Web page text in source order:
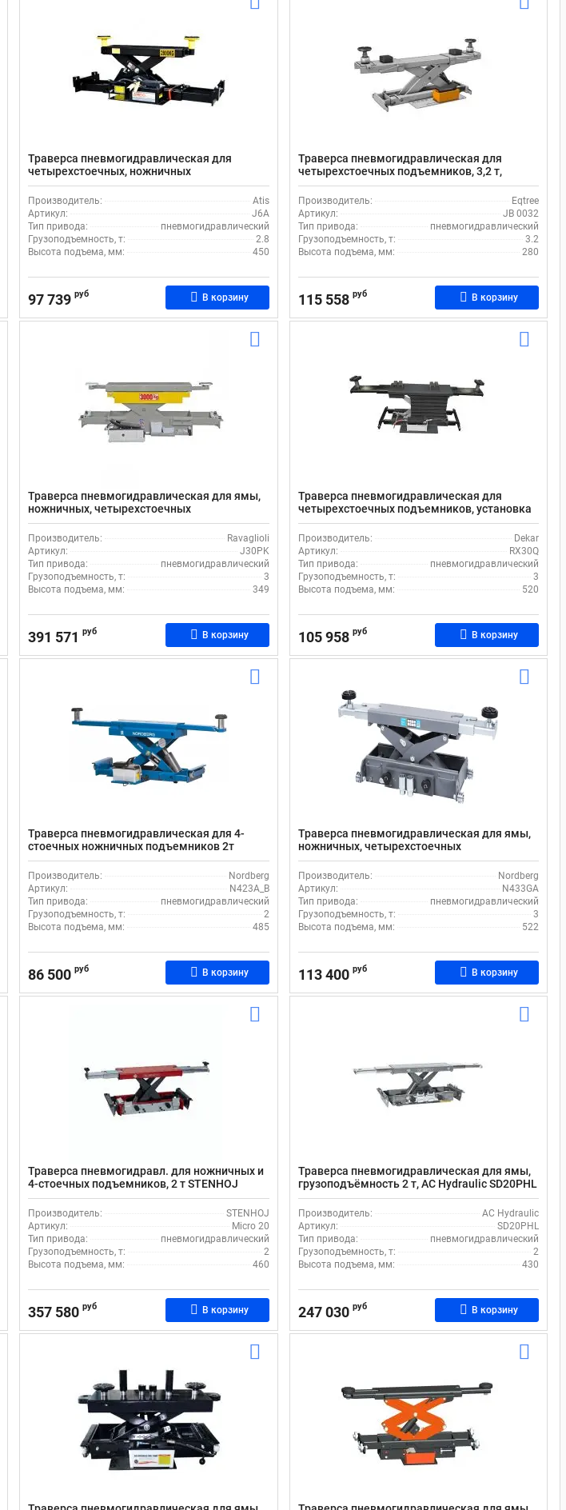
Траверса пневмогидравлическая для
четырехстоечных, ножничных
подъемников, 2,8 т, Atis J6A
Производитель:
Atis
Артикул:
J6A
Тип привода:
пневмогидравлический
Грузоподъемность, т:
2.8
Высота подъема, мм:
450
97 739 руб В корзину
Траверса пневмогидравлическая для
четырехстоечных подъемников, 3,2 т,
eqtree™ JB 0032
Производитель:
Eqtree
Артикул:
JB 0032
Тип привода:
пневмогидравлический
Грузоподъемность, т:
3.2
Высота подъема, мм:
280
115 558 руб В корзину
Траверса пневмогидравлическая для ямы,
ножничных, четырехстоечных
подъемников, 3 т Ravaglioli J30PK
Производитель:
Ravaglioli
Артикул:
J30PK
Тип привода:
пневмогидравлический
Грузоподъемность, т:
3
Высота подъема, мм:
349
391 571 руб В корзину
Траверса пневмогидравлическая для
четырехстоечных подъемников, установка
на яму, 3 т Dekar RX30Q
Производитель:
Dekar
Артикул:
RX30Q
Тип привода:
пневмогидравлический
Грузоподъемность, т:
3
Высота подъема, мм:
520
105 958 руб В корзину
Траверса пневмогидравлическая для 4-
стоечных ножничных подъемников 2т
Nordberg N423A_B
Производитель:
Nordberg
Артикул:
N423A_B
Тип привода:
пневмогидравлический
Грузоподъемность, т:
2
Высота подъема, мм:
485
86 500 руб В корзину
Траверса пневмогидравлическая для ямы,
ножничных, четырехстоечных
подъемников, 3 т Nordberg N433GA
Производитель:
Nordberg
Артикул:
N433GA
Тип привода:
пневмогидравлический
Грузоподъемность, т:
3
Высота подъема, мм:
522
113 400 руб В корзину
Траверса пневмогидравл. для ножничных и
4-стоечных подъемников, 2 т STENHOJ
Micro20
Производитель:
STENHOJ
Артикул:
Micro 20
Тип привода:
пневмогидравлический
Грузоподъемность, т:
2
Высота подъема, мм:
460
357 580 руб В корзину
Траверса пневмогидравлическая для ямы,
грузоподъёмность 2 т, AC Hydraulic SD20PHL
Производитель:
AC Hydraulic
Артикул:
SD20PHL
Тип привода:
пневмогидравлический
Грузоподъемность, т:
2
Высота подъема, мм:
430
247 030 руб В корзину